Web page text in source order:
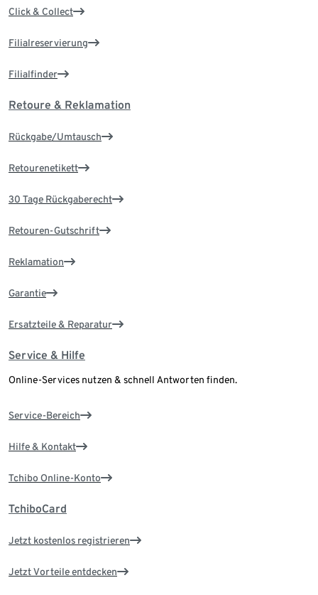
Click & Collect
Filialreservierung
Filialfinder
Retoure & Reklamation
Rückgabe/Umtausch
Retourenetikett
30 Tage Rückgaberecht
Retouren-Gutschrift
Reklamation
Garantie
Ersatzteile & Reparatur
Service & Hilfe
Online-Services nutzen & schnell Antworten finden.
Service-Bereich
Hilfe & Kontakt
Tchibo Online-Konto
TchiboCard
Jetzt kostenlos registrieren
Jetzt Vorteile entdecken